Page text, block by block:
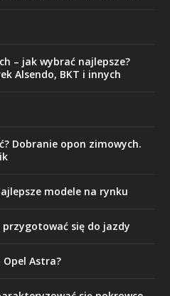
– jak wybrać najlepsze?
Alsendo, BKT i innych
Dobranie opon zimowych.
modele na rynku
się do jazdy
Astra?